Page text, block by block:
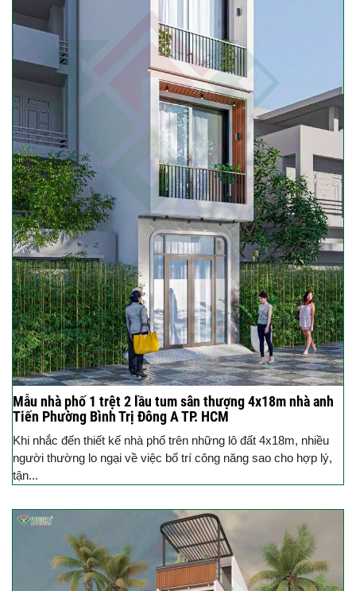
Mẫu nhà phố 1 trệt 2 lầu tum sân thượng 4x18m nhà anh
Tiến Phường Bình Trị Đông A TP. HCM
Khi nhắc đến thiết kế nhà phố trên những lô đất 4x18m, nhiều
người thường lo ngại về việc bố trí công năng sao cho hợp lý,
tận...